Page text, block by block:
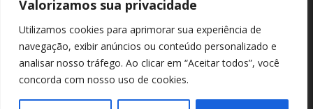
Valorizamos sua privacidade
Utilizamos cookies para aprimorar sua experiência de
navegação, exibir anúncios ou conteúdo personalizado e
analisar nosso tráfego. Ao clicar em “Aceitar todos”, você
concorda com nosso uso de cookies.